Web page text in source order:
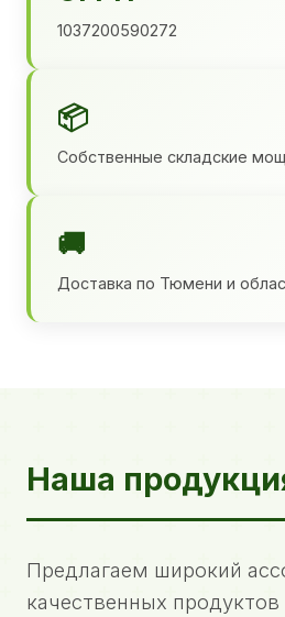
1037200590272
📦
Собственные складские
🚚
Доставка по Тюмени и
Наша
Предлагаем широкий
качественных продуктов